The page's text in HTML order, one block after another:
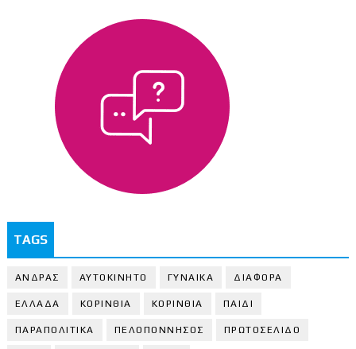
TAGS
ΑΝΔΡΑΣ ΑΥΤΟΚΙΝΗΤΟ ΓΥΝΑΙΚΑ ΔΙΑΦΟΡΑ
ΕΛΛΑΔΑ ΚΟΡΙΝΘΙΑ ΚΟΡΙΝΘΙA ΠΑΙΔΙ
ΠΑΡΑΠΟΛΙΤΙΚΑ ΠΕΛΟΠΟΝΝΗΣΟΣ ΠΡΩΤΟΣΕΛΙΔΟ